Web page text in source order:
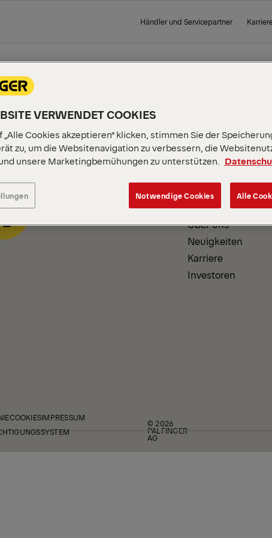
Händler und Servicepartner
PAGE
UNTERNEHMEN
Über uns
Neuigkeiten
Karriere
Investoren
COOKIESIMPRESSUM
© 2026
PALFINGER
AG
VERWENDET COOKIES
„Alle Cookies akzeptieren“ klicken, stimmen Sie der
zu, um die Websitenavigation zu verbessern, die
unsere Marketingbemühungen zu unterstützen.
Notwendige Cookies Alle